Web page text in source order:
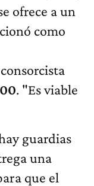
ofrece a un
como
. "Es viable
guardias
una
que el